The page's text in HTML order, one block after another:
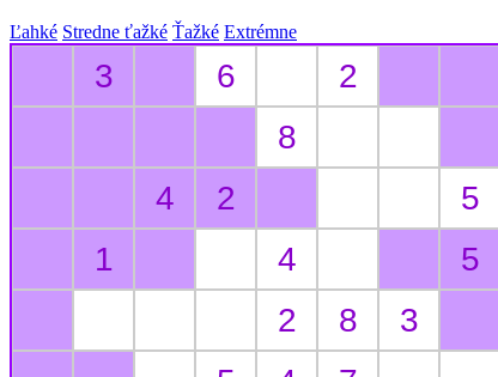
Ľahké Stredne ťažké Ťažké Extrémne